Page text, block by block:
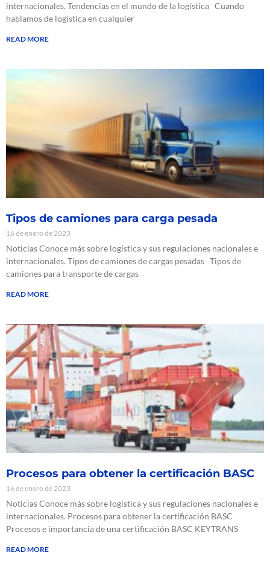
internacionales. Tendencias en el mundo de la logística Cuando
hablamos de logística en cualquier
READ MORE
Tipos de camiones para carga pesada
16 de enero de 2023
Noticias Conoce más sobre logística y sus regulaciones nacionales e
internacionales. Tipos de camiones de cargas pesadas Tipos de
camiones para transporte de cargas
READ MORE
Procesos para obtener la certificación BASC
16 de enero de 2023
Noticias Conoce más sobre logística y sus regulaciones nacionales e
internacionales. Procesos para obtener la certificación BASC
Procesos e importancia de una certificación BASC KEYTRANS
READ MORE